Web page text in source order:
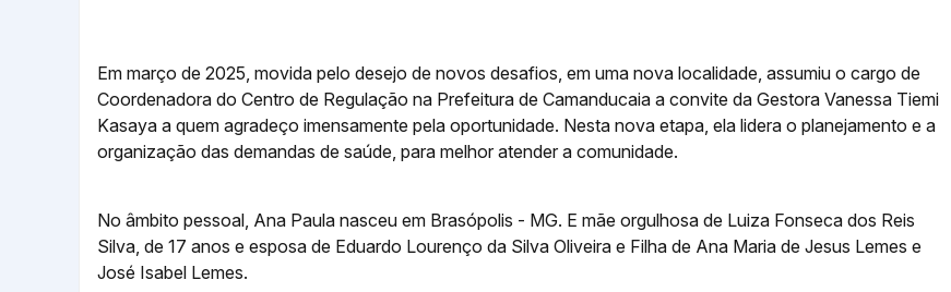
Em março de 2025, movida pelo desejo de novos desafios, em uma nova localidade, assumiu o cargo de
Coordenadora do Centro de Regulação na Prefeitura de Camanducaia a convite da Gestora Vanessa Tiemi
Kasaya a quem agradeço imensamente pela oportunidade. Nesta nova etapa, ela lidera o planejamento e a
organização das demandas de saúde, para melhor atender a comunidade.
No âmbito pessoal, Ana Paula nasceu em Brasópolis - MG. E mãe orgulhosa de Luiza Fonseca dos Reis
Silva, de 17 anos e esposa de Eduardo Lourenço da Silva Oliveira e Filha de Ana Maria de Jesus Lemes e
José Isabel Lemes.